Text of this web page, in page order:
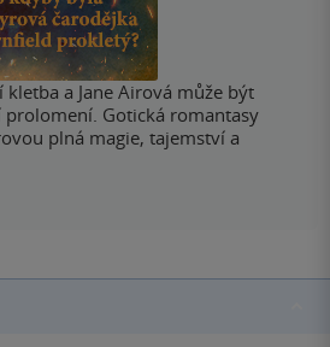
a Jane Airová může být
Gotická romantasy
plná magie, tajemství a